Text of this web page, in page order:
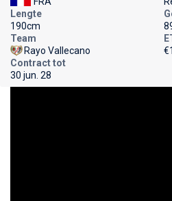
Lengte
190cm
Team
Rayo Vallecano
Contract tot
30 jun. 28